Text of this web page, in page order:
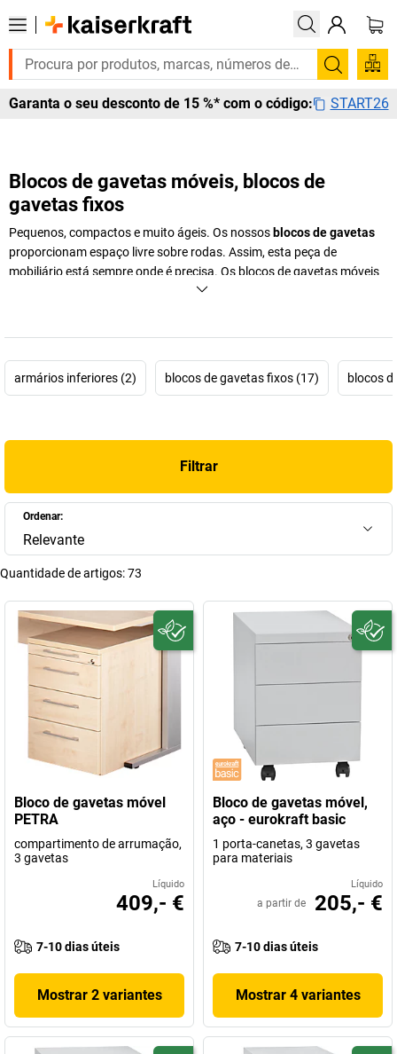
Garanta o seu desconto de 15 %* com o código: START26
Blocos de gavetas móveis, blocos de
gavetas fixos
Pequenos, compactos e muito ágeis. Os nossos blocos de gavetas
proporcionam espaço livre sobre rodas. Assim, esta peça de
mobiliário está sempre onde é precisa. Os blocos de gavetas móveis
mais flexibilidade, organização e espaço livre
armários inferiores (2) blocos de gavetas fixos (17) blocos
Filtrar
Ordenar:
Relevante
Quantidade de artigos:73
Bloco de gavetas móvel
PETRA
compartimento de arrumação,
3 gavetas
Líquido
409,- €
7-10 dias úteis
Mostrar 2 variantes
Bloco de gavetas móvel,
aço - eurokraft basic
1 porta-canetas, 3 gavetas
para materiais
Líquido
a partir de 205,- €
7-10 dias úteis
Mostrar 4 variantes